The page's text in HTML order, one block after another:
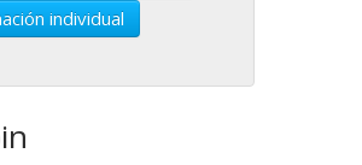
individual